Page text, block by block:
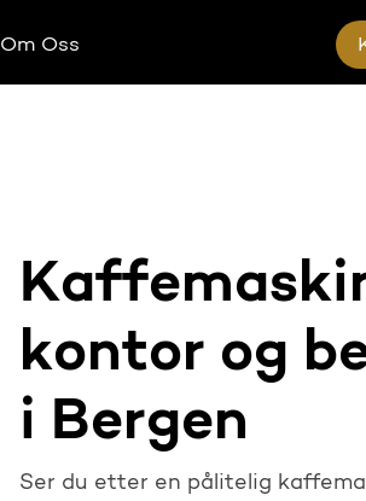
Om Oss
kontor og
i Bergen
Ser du etter en pålitelig